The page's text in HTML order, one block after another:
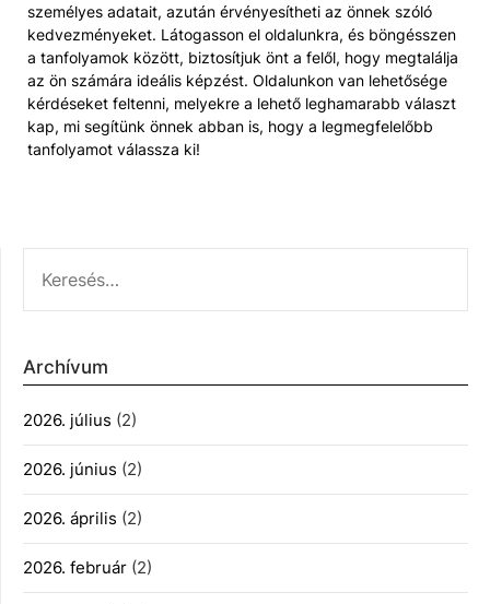
személyes adatait, azután érvényesítheti az önnek szóló
kedvezményeket. Látogasson el oldalunkra, és böngésszen
a tanfolyamok között, biztosítjuk önt a felől, hogy megtalálja
az ön számára ideális képzést. Oldalunkon van lehetősége
kérdéseket feltenni, melyekre a lehető leghamarabb választ
kap, mi segítünk önnek abban is, hogy a legmegfelelőbb
tanfolyamot válassza ki!
Archívum
2026. július (2)
2026. június (2)
2026. április (2)
2026. február (2)